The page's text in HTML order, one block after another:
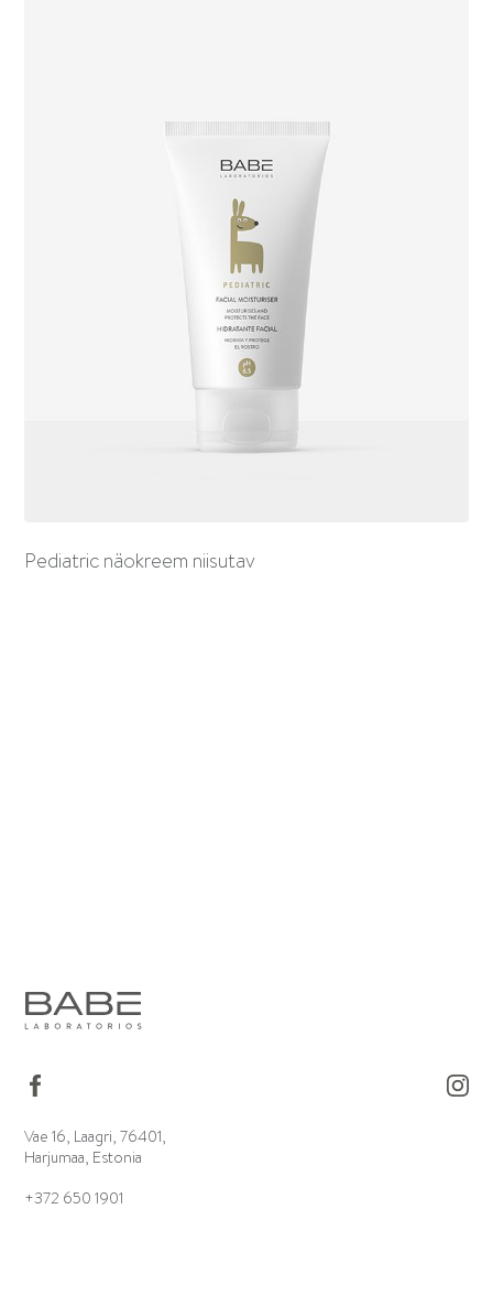
Pediatric näokreem niisutav
Vae 16, Laagri, 76401,
Harjumaa, Estonia
+372 650 1901